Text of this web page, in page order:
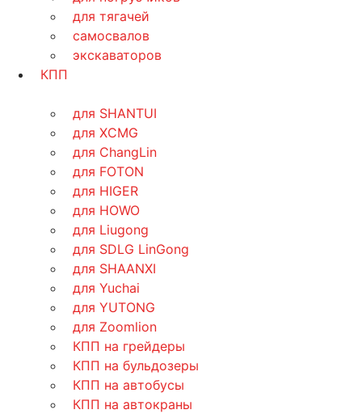
для тягачей
самосвалов
экскаваторов
КПП
для SHANTUI
для XCMG
для ChangLin
для FOTON
для HIGER
для HOWO
для Liugong
для SDLG LinGong
для SHAANXI
для Yuchai
для YUTONG
для Zoomlion
КПП на грейдеры
КПП на бульдозеры
КПП на автобусы
КПП на автокраны